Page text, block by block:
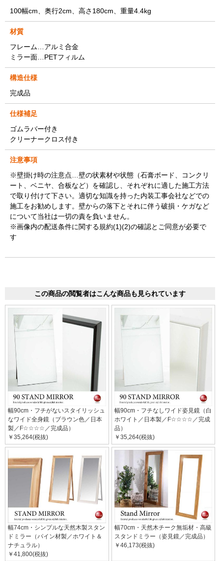
100幅cm、奥行2cm、高さ180cm、重量4.4kg
材質
フレーム…アルミ合金
ミラー面…PETフィルム
構造仕様
完成品
仕様補足
ゴムラバー付き
クリーナークロス付き
注意事項
※壁掛け時の注意点…壁の状素材や状態（石膏ボード、コンクリ
ート、ベニヤ、合板など）を確認し、それぞれに適した施工方法
で取り付けて下さい。適切な知識を持った内装工事会社などでの
施工をお勧めします。壁からの落下とそれに伴う破損・ケガなど
について当社は一切の責を負いません。
※画像内の配送条件に関する規約(1)(2)の確認とご同意が必要で
す
この商品の閲覧者はこんな商品も見られています
幅90cm・フチがないスタイリッシュ
なワイド全身鏡（ブラウン色／日本
製／F☆☆☆☆／完成品）
￥35,264(税抜)
幅90cm・フチなしワイド姿見鏡（白
ホワイト／日本製／F☆☆☆☆／完成
品）
￥35,264(税抜)
幅74cm・シンプルな天然木製スタン
ドミラー（パイン材製／ホワイト＆
ナチュラル）
￥41,800(税抜)
幅70cm・天然木チーク無垢材・高級
スタンドミラー（姿見鏡／完成品）
￥46,173(税抜)